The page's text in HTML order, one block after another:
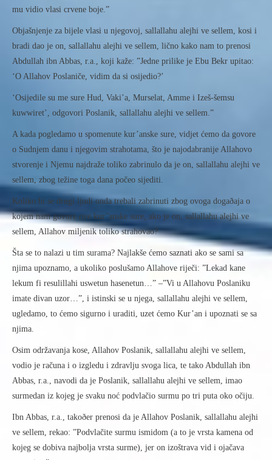
mu vidio vlasi crvene boje.”
Objašnjenje za bijele vlasi u njegovoj, sallallahu alejhi ve sellem, kosi i
bradi dao je on, sallallahu alejhi ve sellem, lično kako nam to prenosi
Abdullah ibn Abbas, r.a., koji kaže: ”Jedne prilike je Ebu Bekr upitao:
‘O Allahov Poslaniče, vidim da si osijedio?’
‘Osijedile su me sure Hud, Vaki’a, Murselat, Amme i Izeš-šemsu
kuwwiret’, odgovori Poslanik, sallallahu alejhi ve sellem.”
A kada pogledamo u spomenute kur’anske sure, vidjet ćemo da govore
o Sudnjem danu i njegovim strahotama, što je najodabranije Allahovo
stvorenje i Njemu najdraže toliko zabrinulo da je on, sallallahu alejhi ve
sellem, zbog težine toga dana počeo sijediti.
Koliko bi se drugi ljudi onda trebali zabrinuti zbog ovoga dogaðaja o
kojem nam govore ove kur’anske sure, ako je on, sallallahu alejhi ve
sellem, Allahov miljenik toliko strahovao?
Šta se to nalazi u tim surama? Najlakše ćemo saznati ako se sami sa
njima upoznamo, a ukoliko poslušamo Allahove riječi: ”Lekad kane
lekum fi resulillahi uswetun hasenetun…” –”Vi u Allahovu Poslaniku
imate divan uzor…”, i istinski se u njega, sallallahu alejhi ve sellem,
ugledamo, to ćemo sigurno i uraditi, uzet ćemo Kur’an i upoznati se sa
njima.
Osim održavanja kose, Allahov Poslanik, sallallahu alejhi ve sellem,
vodio je računa i o izgledu i zdravlju svoga lica, te tako Abdullah ibn
Abbas, r.a., navodi da je Poslanik, sallallahu alejhi ve sellem, imao
surmedan iz kojeg je svaku noć podvlačio surmu po tri puta oko očiju.
Ibn Abbas, r.a., takoðer prenosi da je Allahov Poslanik, sallallahu alejhi
ve sellem, rekao: ”Podvlačite surmu ismidom (a to je vrsta kamena od
kojeg se dobiva najbolja vrsta surme), jer on izoštrava vid i ojačava